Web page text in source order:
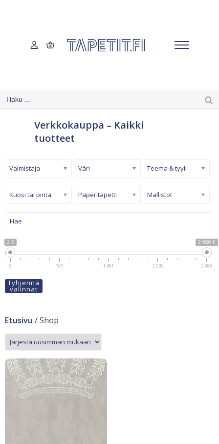
Verkkokauppa – Kaikki
tuotteet
2 € 2 980 €
2 747 1 491 2 236 2 980
Valmistaja Väri Teema & tyyli
Kuosi tai pinta Paperitapetti Mallistot
Tyhjennä
valinnat
Etusivu / Shop